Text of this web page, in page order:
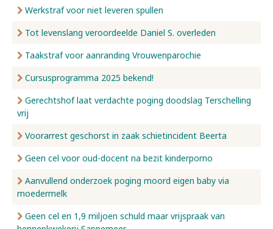
Werkstraf voor niet leveren spullen
Tot levenslang veroordeelde Daniel S. overleden
Taakstraf voor aanranding Vrouwenparochie
Cursusprogramma 2025 bekend!
Gerechtshof laat verdachte poging doodslag Terschelling
vrij
Voorarrest geschorst in zaak schietincident Beerta
Geen cel voor oud-docent na bezit kinderporno
Aanvullend onderzoek poging moord eigen baby via
moedermelk
Geen cel en 1,9 miljoen schuld maar vrijspraak van